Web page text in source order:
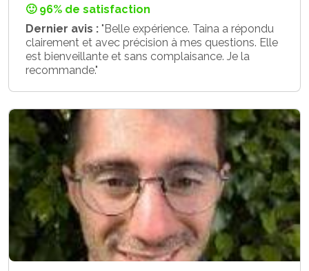
🙂 96% de satisfaction
Dernier avis : "Belle expérience. Taina a répondu
clairement et avec précision à mes questions. Elle
est bienveillante et sans complaisance. Je la
recommande."